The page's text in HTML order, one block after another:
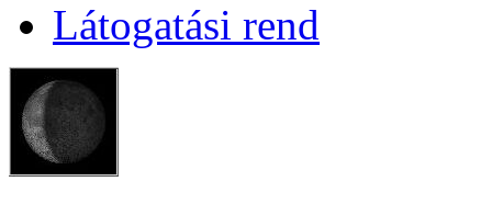
Lá­to­ga­tá­si rend